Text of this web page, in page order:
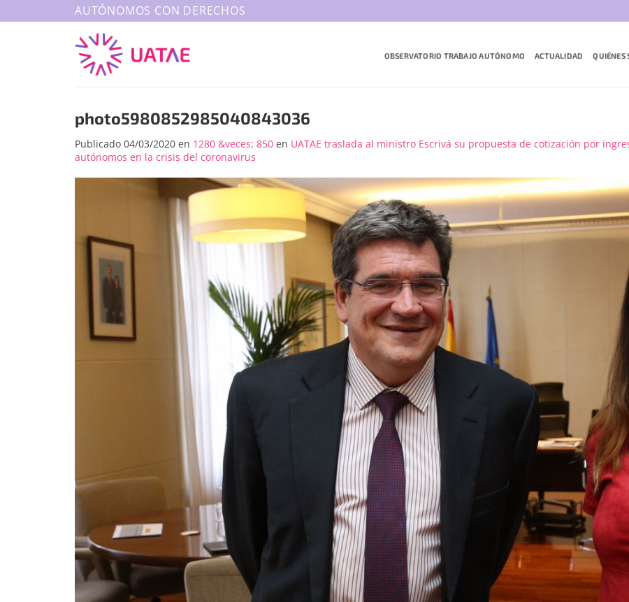
al
AUTÓNOMOS CON DERECHOS
OBSERVATORIO TRABAJO AUTÓNOMO ACTUALIDAD QUIÉNES
photo5980852985040843036
Publicado 04/03/2020 en 1280 &veces; 850 en UATAE traslada al ministro Escrivá su propuesta de cotización por
autónomos en la crisis del coronavirus